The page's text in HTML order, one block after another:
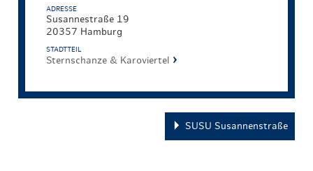
ADRESSE
Susannestraße 19
20357 Hamburg
STADTTEIL
Sternschanze & Karoviertel
SUSU Susannenstraße